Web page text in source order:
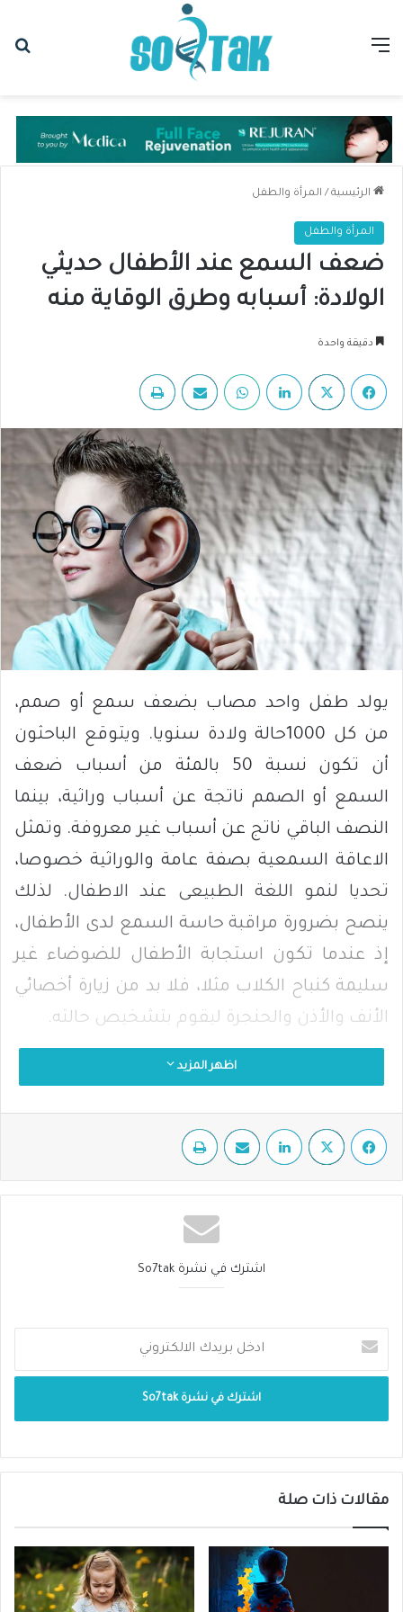
القائمة
الرئيسية / المرأة والطفل
المرأة والطفل
ضعف السمع عند الأطفال حديثي
الولادة: أسبابه وطرق الوقاية منه
دقيقة واحدة
فيسبوك لينكدإن واتساب مشاركة عبر البريد
يولد طفل واحد مصاب بضعف سمع أو صمم،
من كل 1000حالة ولادة سنويا. ويتوقع الباحثون
أن تكون نسبة 50 بالمئة من أسباب ضعف
السمع أو الصمم ناتجة عن أسباب وراثية، بينما
النصف الباقي ناتج عن أسباب غير معروفة. وتمثل
الاعاقة السمعية بصفة عامة والوراثية خصوصا،
تحديا لنمو اللغة الطبيعى عند الاطفال. لذلك
ينصح بضرورة مراقبة حاسة السمع لدى الأطفال،
إذ عندما تكون استجابة الأطفال للضوضاء غير
سليمة كنباح الكلاب مثلا، فلا بد من زيارة أخصائي
الأنف والأذن والحنجرة ليقوم بتشخيص حالته.
ويقسم الأطباء والمختصون الأسباب الوراثية
بمشاكل صحية أخرى في الجسم تسمى “صمم
الوراثية، وقسم لا يكون مصحوبا بمشاكل صحية
أخرى ويسمى “صمم غير مرتبط بمتلازمة” وهو
كاف أثناء السنوات الأربع الأولى للطفل يصبح
تعلم الكلام غير ممكن. ولتجنب ذلك لابد أن
يحصل الطفل الذي يعاني من مشاكل في السمع
المهم أيضا ضبطه بشكل دقيق بعد فحص
قدرته على السمع وفق ما يؤكد مولر. وإلى جانب
علاج ضعف السمع يحتاج الأطفال الذين يعانون
من هذه المشكلة إلى تدريب على النطق، مما يتيح
للدماغ معالجة الإشارات الصوتية بشكل أفضل.
اظهر المزيد
فيسبوك لينكدإن مشاركة عبر البريد
اشترك في نشرة So7tak
مقالات ذات صلة